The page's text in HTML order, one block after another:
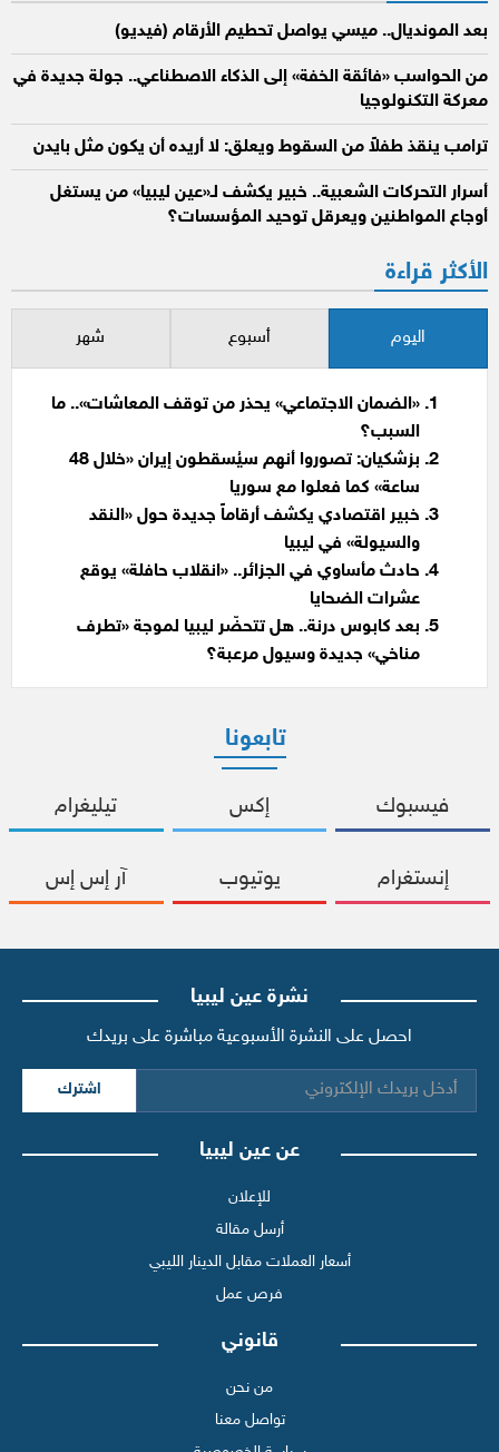
بعد المونديال.. ميسي يواصل تحطيم الأرقام (فيديو)
من الحواسب «فائقة الخفة» إلى الذكاء الاصطناعي.. جولة جديدة في
معركة التكنولوجيا
ترامب ينقذ طفلاً من السقوط ويعلق: لا أريده أن يكون مثل بايدن
أسرار التحركات الشعبية.. خبير يكشف لـ«عين ليبيا» من يستغل
أوجاع المواطنين ويعرقل توحيد المؤسسات؟
الأكثر قراءة
اليوم أسبوع شهر
«الضمان الاجتماعي» يحذر من توقف المعاشات».. ما
السبب؟
بزشكيان: تصوروا أنهم سيُسقطون إيران «خلال 48
ساعة» كما فعلوا مع سوريا
خبير اقتصادي يكشف أرقاماً جديدة حول «النقد
والسيولة» في ليبيا
حادث مأساوي في الجزائر.. «انقلاب حافلة» يوقع
عشرات الضحايا
بعد كابوس درنة.. هل تتحضّر ليبيا لموجة «تطرف
مناخي» جديدة وسيول مرعبة؟
تابعونا
فيسبوك إكس تيليغرام
إنستغرام يوتيوب آر إس إس
نشرة عين ليبيا
احصل على النشرة الأسبوعية مباشرة على بريدك
اشترك
عن عين ليبيا
للإعلان
أرسل مقالة
أسعار العملات مقابل الدينار الليبي
فرص عمل
قانوني
من نحن
تواصل معنا